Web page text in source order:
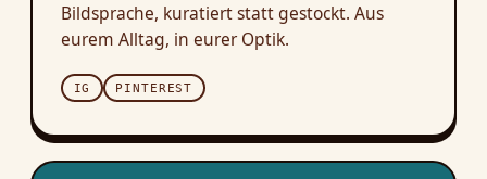
Bildsprache, kuratiert statt gestockt. Aus
eurem Alltag, in eurer Optik.
IG PINTEREST